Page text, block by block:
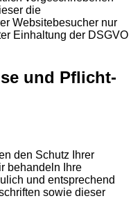
die
Websitebesucher nur
Einhaltung der DSGVO
und Pflicht­
den Schutz Ihrer
behandeln Ihre
und entsprechend
sowie dieser